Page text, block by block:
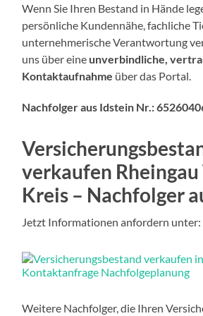
Wenn Sie Ihren Bestand in Hände
persönliche Kundennähe, fachliche
unternehmerische Verantwortung
uns über eine unverbindliche,
Kontaktaufnahme über das Portal.
Nachfolger aus Idstein Nr.:
verkaufen Rheingau
Kreis – Nachfolger
Jetzt Informationen anfordern unter:
Weitere Nachfolger, die Ihren